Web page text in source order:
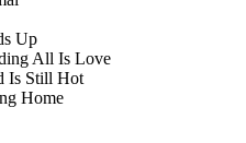
Up
All Is Love
Is Still Hot
Home